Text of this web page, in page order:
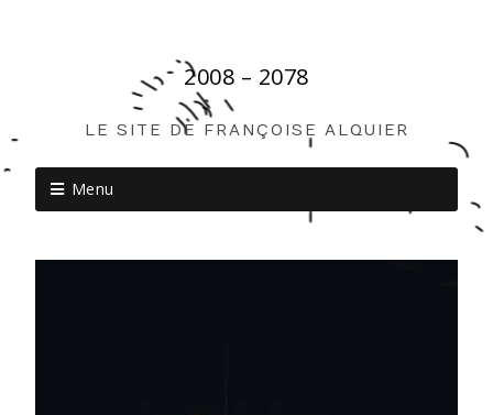
2008 – 2078
LE SITE DE FRANÇOISE ALQUIER
Menu